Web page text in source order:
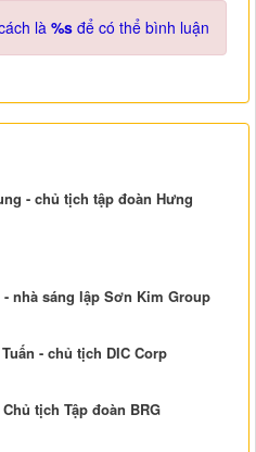
là %s để có thể bình luận
- chủ tịch tập đoàn Hưng
nhà sáng lập Sơn Kim Group
- chủ tịch DIC Corp
tịch Tập đoàn BRG